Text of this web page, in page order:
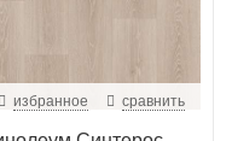
избранное сравнить